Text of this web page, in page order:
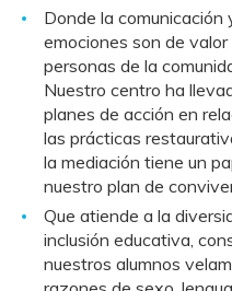
Donde la comunicación
emociones son de
personas de la
Nuestro centro ha
planes de acción en
las prácticas
la mediación tiene un
nuestro plan de
Que atiende a la
inclusión educativa,
nuestros alumnos